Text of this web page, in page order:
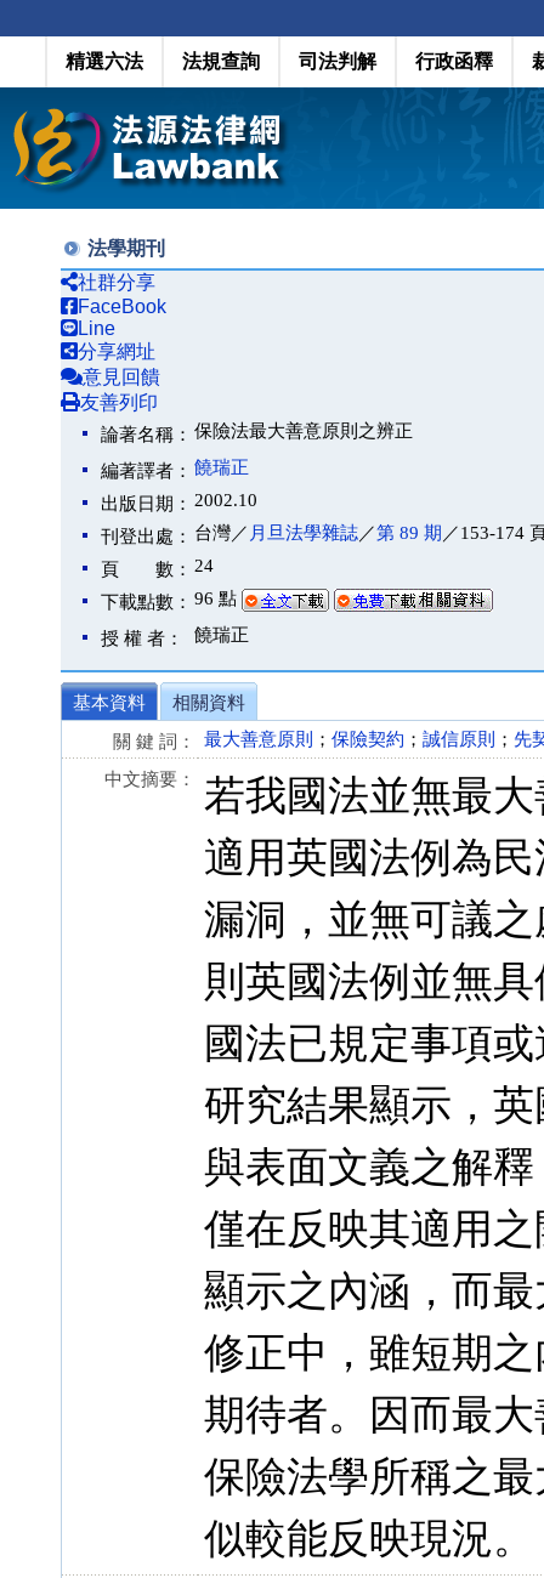
精選六法 法規查詢 司法判解 行政函釋
法學期刊
社群分享
FaceBook
Line
分享網址
意見回饋
友善列印
論著名稱： 保險法最大善意原則之辨正
編著譯者： 饒瑞正
出版日期： 2002.10
刊登出處： 台灣／ 月旦法學雜誌／第 89 期 ／153-174
頁 數： 24
下載點數： 96 點
授 權 者： 饒瑞正
基本資料
相關資料
關 鍵 詞：
最大善意原則 ； 保險契約 ； 誠信原則 ； 先
中文摘要：
若我國法並無最
適用英國法例為
漏洞，並無可議
則英國法例並無
國法已規定事項
研究結果顯示，
與表面文義之解
僅在反映其適用
顯示之內涵，而
修正中，雖短期
期待者。因而最
保險法學所稱之
似較能反映現況。